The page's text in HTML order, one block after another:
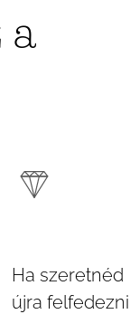
a
Ha szeretnéd
újra felfedezni